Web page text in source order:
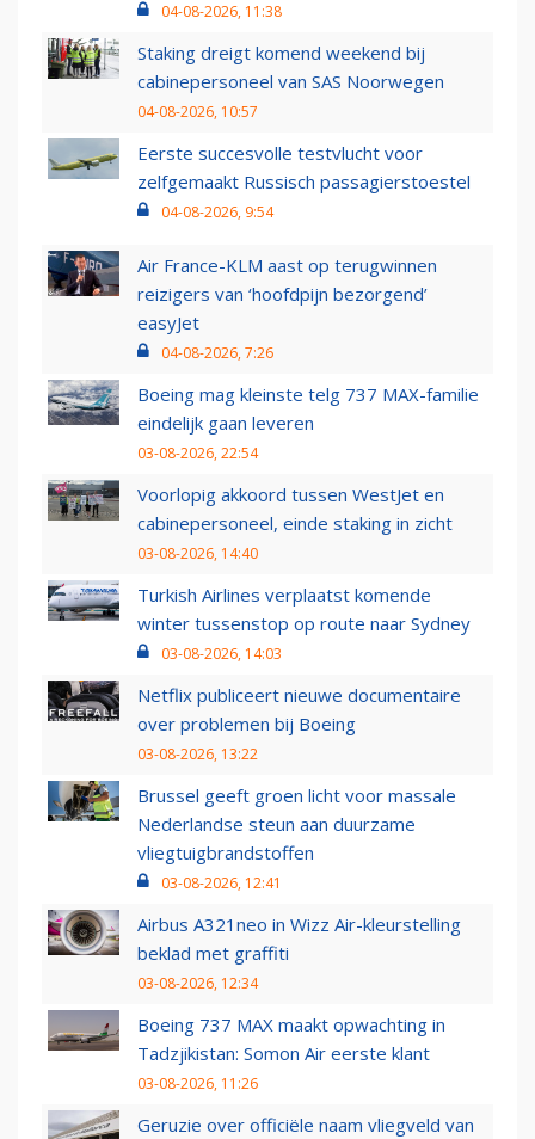
04-08-2026, 11:38
Staking dreigt komend weekend bij
cabinepersoneel van SAS Noorwegen
04-08-2026, 10:57
Eerste succesvolle testvlucht voor
zelfgemaakt Russisch passagierstoestel
04-08-2026, 9:54
Air France-KLM aast op terugwinnen
reizigers van ‘hoofdpijn bezorgend’
easyJet
04-08-2026, 7:26
Boeing mag kleinste telg 737 MAX-familie
eindelijk gaan leveren
03-08-2026, 22:54
Voorlopig akkoord tussen WestJet en
cabinepersoneel, einde staking in zicht
03-08-2026, 14:40
Turkish Airlines verplaatst komende
winter tussenstop op route naar Sydney
03-08-2026, 14:03
Netflix publiceert nieuwe documentaire
over problemen bij Boeing
03-08-2026, 13:22
Brussel geeft groen licht voor massale
Nederlandse steun aan duurzame
vliegtuigbrandstoffen
03-08-2026, 12:41
Airbus A321neo in Wizz Air-kleurstelling
beklad met graffiti
03-08-2026, 12:34
Boeing 737 MAX maakt opwachting in
Tadzjikistan: Somon Air eerste klant
03-08-2026, 11:26
Geruzie over officiële naam vliegveld van